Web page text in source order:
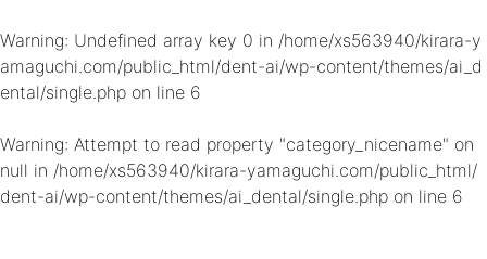
Warning: Undefined array key 0 in /home/xs563940/kirara-y
amaguchi.com/public_html/dent-ai/wp-content/themes/ai_d
ental/single.php on line 6
Warning: Attempt to read property "category_nicename" on
null in /home/xs563940/kirara-yamaguchi.com/public_html/
dent-ai/wp-content/themes/ai_dental/single.php on line 6